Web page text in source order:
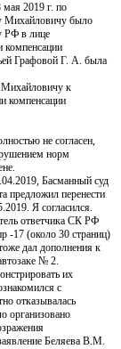
2019 г. по
Михайловичу было
РФ в лице
компенсации
Графовой Г. А. была
Михайловичу к
компенсации
не согласен,
норм
Басманный суд
предложил перенести
Я согласился.
ответчика СК РФ
-17 (около 30 страниц)
дал дополнения к
№ 2.
их
с
отказывалась
организовано
Беляева В.М.